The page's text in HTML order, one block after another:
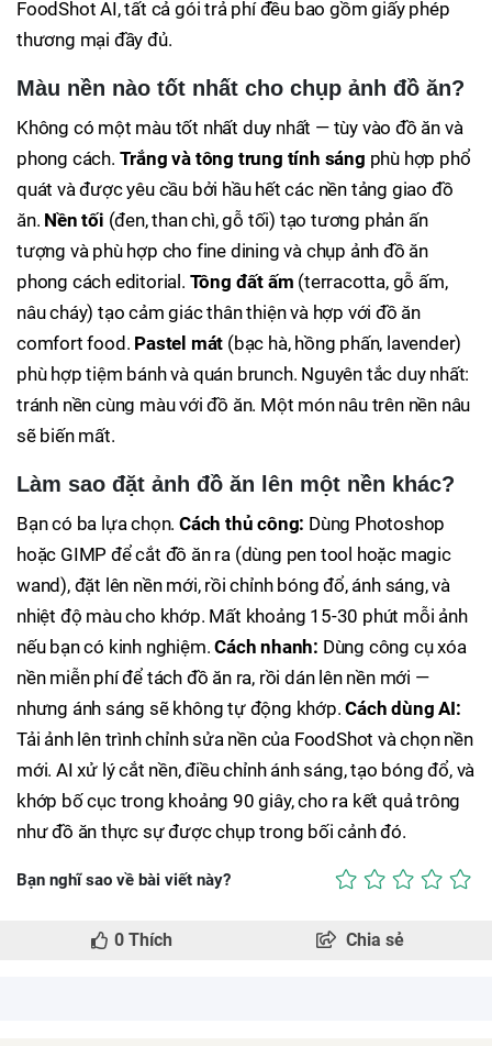
FoodShot AI, tất cả gói trả phí đều bao gồm giấy phép
thương mại đầy đủ.
Màu nền nào tốt nhất cho chụp ảnh đồ ăn?
Không có một màu tốt nhất duy nhất — tùy vào đồ ăn và
phong cách. Trắng và tông trung tính sáng phù hợp phổ
quát và được yêu cầu bởi hầu hết các nền tảng giao đồ
ăn. Nền tối (đen, than chì, gỗ tối) tạo tương phản ấn
tượng và phù hợp cho fine dining và chụp ảnh đồ ăn
phong cách editorial. Tông đất ấm (terracotta, gỗ ấm,
nâu cháy) tạo cảm giác thân thiện và hợp với đồ ăn
comfort food. Pastel mát (bạc hà, hồng phấn, lavender)
phù hợp tiệm bánh và quán brunch. Nguyên tắc duy nhất:
tránh nền cùng màu với đồ ăn. Một món nâu trên nền nâu
sẽ biến mất.
Làm sao đặt ảnh đồ ăn lên một nền khác?
Bạn có ba lựa chọn. Cách thủ công: Dùng Photoshop
hoặc GIMP để cắt đồ ăn ra (dùng pen tool hoặc magic
wand), đặt lên nền mới, rồi chỉnh bóng đổ, ánh sáng, và
nhiệt độ màu cho khớp. Mất khoảng 15-30 phút mỗi ảnh
nếu bạn có kinh nghiệm.Cách nhanh: Dùng công cụ xóa
nền miễn phí để tách đồ ăn ra, rồi dán lên nền mới —
nhưng ánh sáng sẽ không tự động khớp.Cách dùng AI:
Tải ảnh lên trình chỉnh sửa nền của FoodShot và chọn nền
mới. AI xử lý cắt nền, điều chỉnh ánh sáng, tạo bóng đổ, và
khớp bố cục trong khoảng 90 giây, cho ra kết quả trông
như đồ ăn thực sự được chụp trong bối cảnh đó.
Bạn nghĩ sao về bài viết này?
0 Thích Chia sẻ